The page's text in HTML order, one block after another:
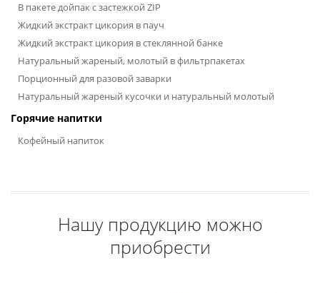
В пакете дойпак с застежкой ZIP
Жидкий экстракт цикория в пауч
Жидкий экстракт цикория в стеклянной банке
Натуральный жареный, молотый в фильтрпакетах
Порционный для разовой заварки
Натуральный жареный кусочки и натуральный молотый
Горячие напитки
Кофейный напиток
Нашу продукцию можно
приобрести